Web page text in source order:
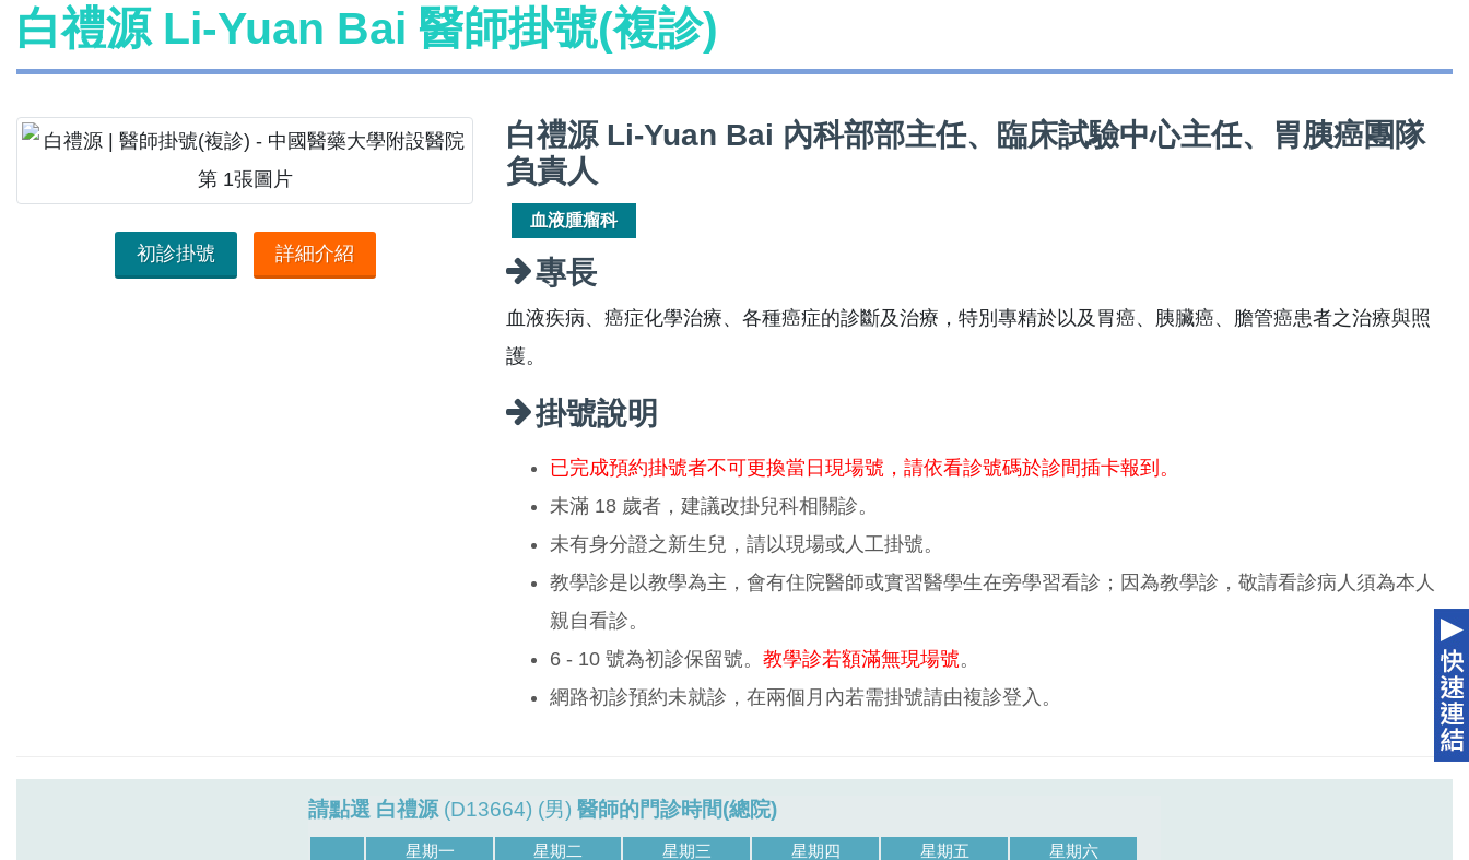
白禮源 Li-Yuan Bai 醫師掛號(複診)
初診掛號 詳細介紹
白禮源 Li-Yuan Bai 內科部部主任、臨床試驗中心主任、胃胰癌團隊
負責人
血液腫瘤科
專長
血液疾病、癌症化學治療、各種癌症的診斷及治療，特別專精於以及胃癌、胰臟癌、膽管癌患者之治療與照
護。
掛號說明
已完成預約掛號者不可更換當日現場號，請依看診號碼於診間插卡報到。
未滿 18 歲者，建議改掛兒科相關診。
未有身分證之新生兒，請以現場或人工掛號。
教學診是以教學為主，會有住院醫師或實習醫學生在旁學習看診；因為教學診，敬請看診病人須為本人
親自看診。
6 - 10 號為初診保留號。 教學診若額滿無現場號。
網路初診預約未就診，在兩個月內若需掛號請由複診登入。